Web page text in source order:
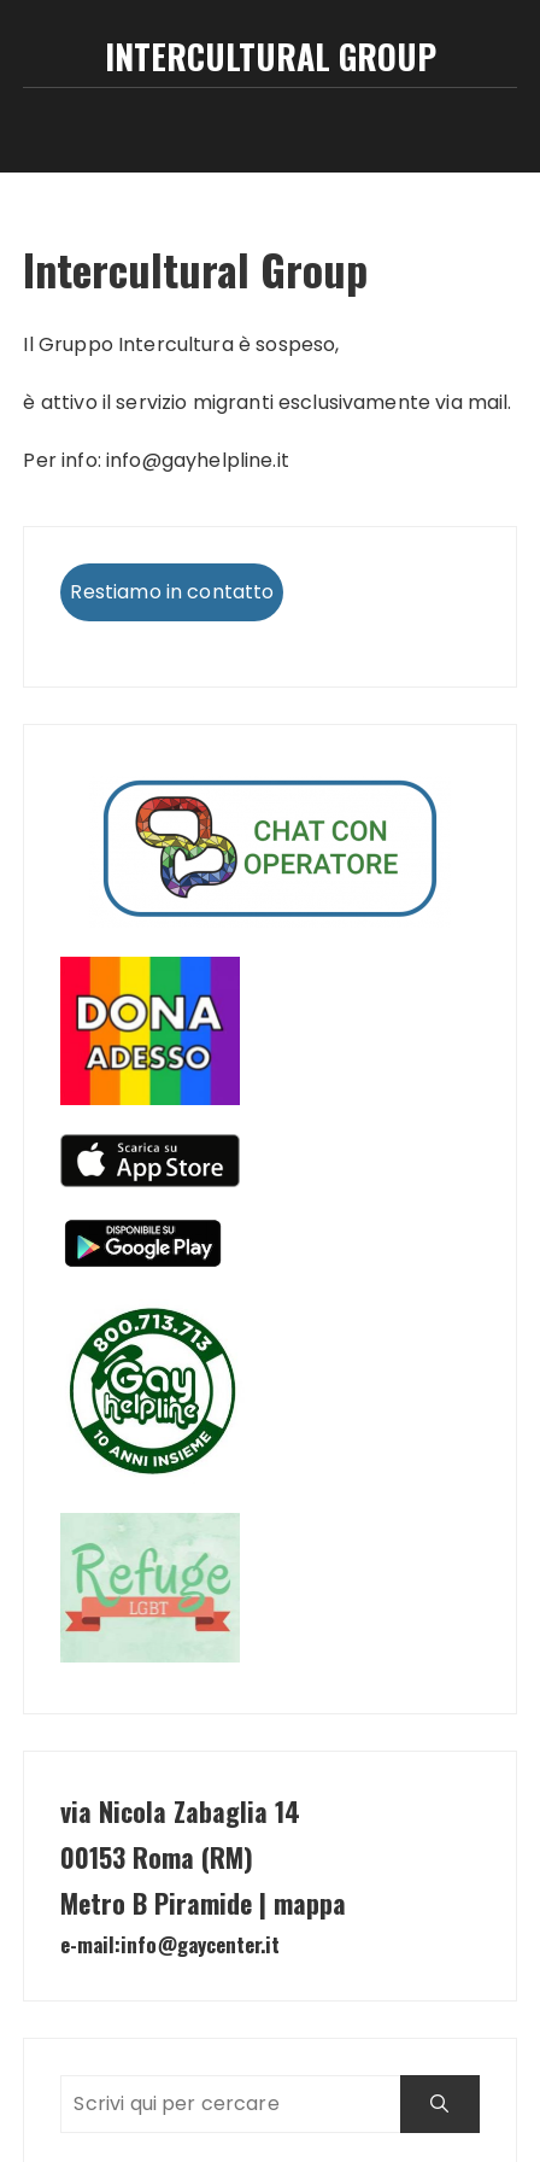
INTERCULTURAL GROUP
Intercultural Group
Il Gruppo Intercultura è sospeso,
è attivo il servizio migranti esclusivamente via mail.
Per info: info@gayhelpline.it
Restiamo in contatto
via Nicola Zabaglia 14
00153 Roma (RM)
Metro B Piramide | mappa
e-mail:info@gaycenter.it